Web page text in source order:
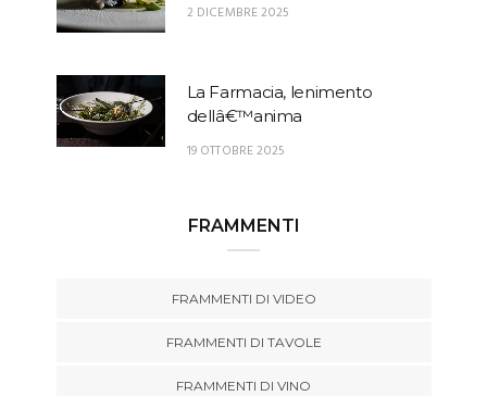
2 DICEMBRE 2025
La Farmacia, lenimento
dellâ€™anima
19 OTTOBRE 2025
FRAMMENTI
FRAMMENTI DI VIDEO
FRAMMENTI DI TAVOLE
FRAMMENTI DI VINO